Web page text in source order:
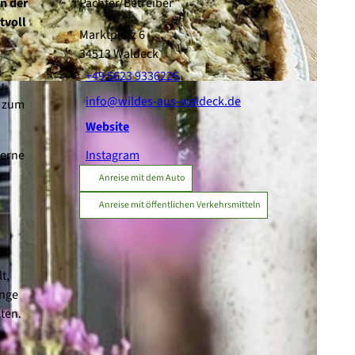
Marktplatz 6
34513Waldeck
+49 5623 9336226
info@wildes-aus-waldeck.de
Website
Instagram
Anreise mit dem Auto
Anreise mit öffentlichen Verkehrsmitteln